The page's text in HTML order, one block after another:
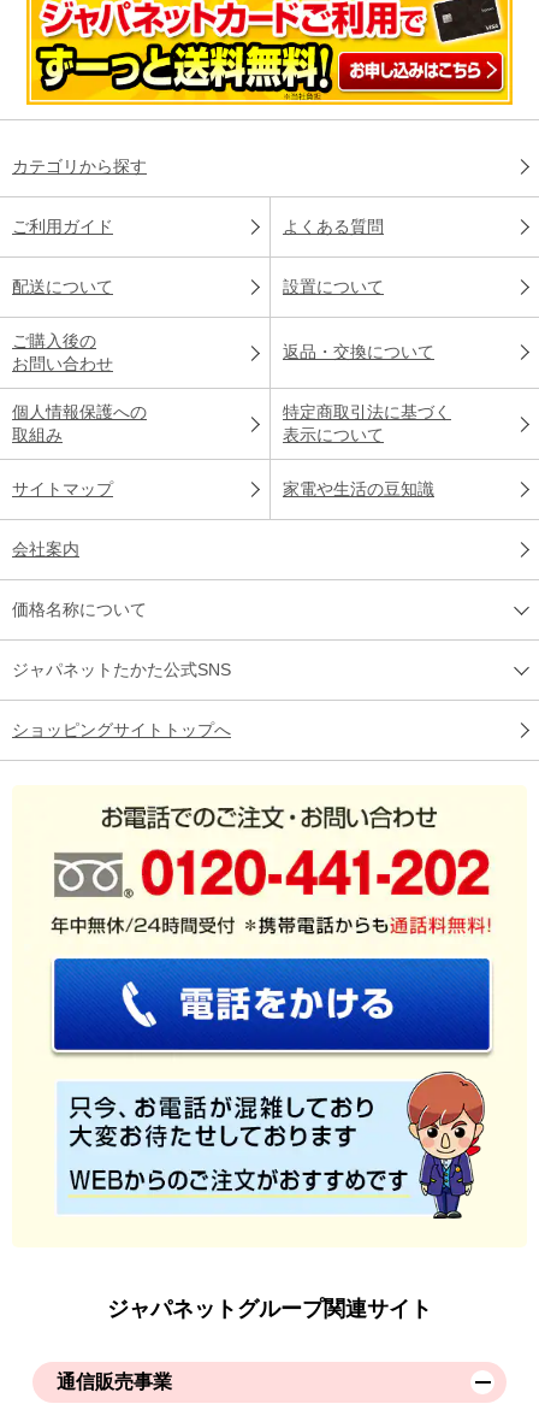
カテゴリから探す
ご利用ガイド よくある質問
配送について 設置について
ご購入後の
お問い合わせ
返品・交換について
個人情報保護への
取組み
特定商取引法に基づく
表示について
サイトマップ 家電や生活の豆知識
会社案内
価格名称について
ジャパネットたかた公式SNS
ショッピングサイトトップへ
ジャパネットグループ関連サイト
通信販売事業